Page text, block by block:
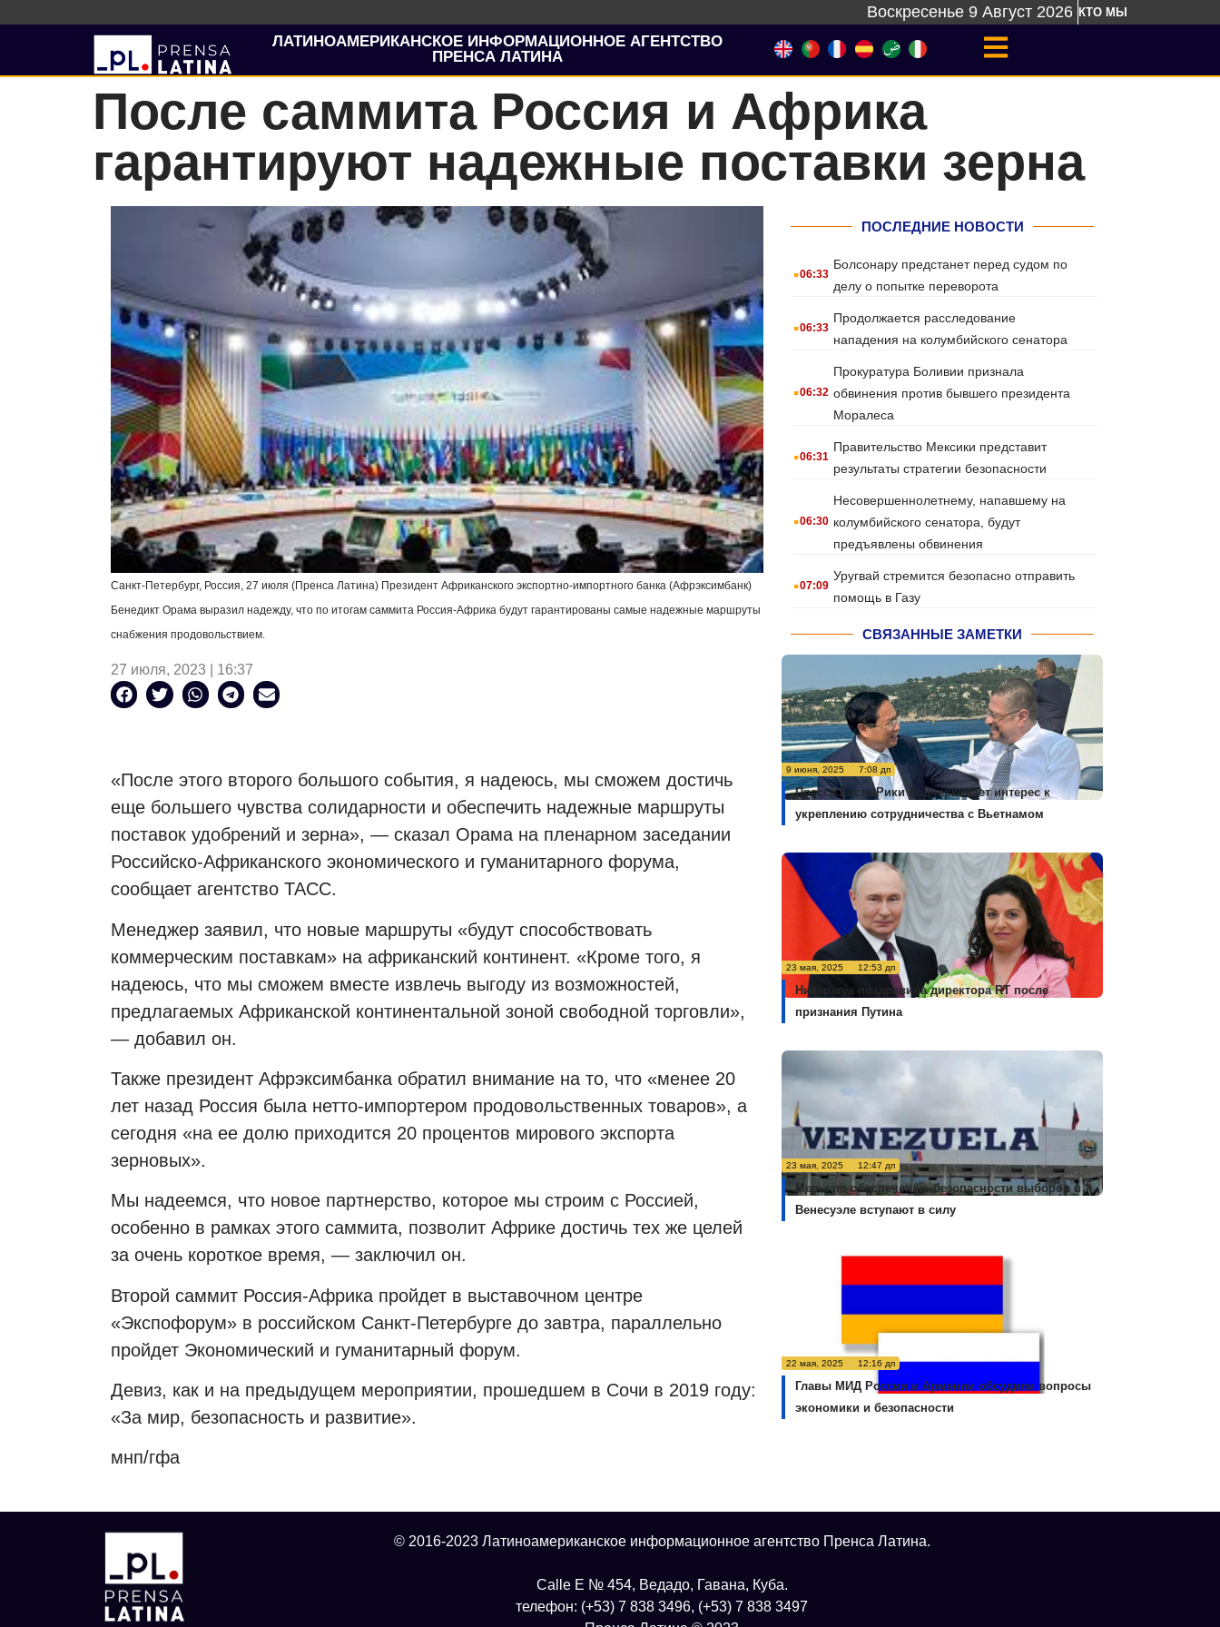
Воскресенье 9 Август 2026 КТО МЫ
ЛАТИНОАМЕРИКАНСКОЕ ИНФОРМАЦИОННОЕ АГЕНТСТВО
ПРЕНСА ЛАТИНА
После саммита Россия и Африка
гарантируют надежные поставки зерна
Санкт-Петербург, Россия, 27 июля (Пренса Латина) Президент Африканского экспортно-импортного банка (Афрэксимбанк)
Бенедикт Орама выразил надежду, что по итогам саммита Россия-Африка будут гарантированы самые надежные маршруты
снабжения продовольствием.
27 июля, 2023 | 16:37
«После этого второго большого события, я надеюсь, мы сможем достичь
еще большего чувства солидарности и обеспечить надежные маршруты
поставок удобрений и зерна», — сказал Орама на пленарном заседании
Российско-Африканского экономического и гуманитарного форума,
сообщает агентство ТАСС.
Менеджер заявил, что новые маршруты «будут способствовать
коммерческим поставкам» на африканский континент. «Кроме того, я
надеюсь, что мы сможем вместе извлечь выгоду из возможностей,
предлагаемых Африканской континентальной зоной свободной торговли»,
— добавил он.
Также президент Афрэксимбанка обратил внимание на то, что «менее 20
лет назад Россия была нетто-импортером продовольственных товаров», а
сегодня «на ее долю приходится 20 процентов мирового экспорта
зерновых».
Мы надеемся, что новое партнерство, которое мы строим с Россией,
особенно в рамках этого саммита, позволит Африке достичь тех же целей
за очень короткое время, — заключил он.
Второй саммит Россия-Африка пройдет в выставочном центре
«Экспофорум» в российском Санкт-Петербурге до завтра, параллельно
пройдет Экономический и гуманитарный форум.
Девиз, как и на предыдущем мероприятии, прошедшем в Сочи в 2019 году:
«За мир, безопасность и развитие».
мнп/гфа
ПОСЛЕДНИЕ НОВОСТИ
.06:33
Болсонару предстанет перед судом по
делу о попытке переворота
.06:33
Продолжается расследование
нападения на колумбийского сенатора
.06:32
Прокуратура Боливии признала
обвинения против бывшего президента
Моралеса
.06:31
Правительство Мексики представит
результаты стратегии безопасности
.06:30
Несовершеннолетнему, напавшему на
колумбийского сенатора, будут
предъявлены обвинения
.07:09
Уругвай стремится безопасно отправить
помощь в Газу
СВЯЗАННЫЕ ЗАМЕТКИ
9 июня, 2025 7:08 дп
Пресса Коста-Рики подчеркивает интерес к
укреплению сотрудничества с Вьетнамом
23 мая, 2025 12:53 дп
Никарагуа поздравила директора RT после
признания Путина
23 мая, 2025 12:47 дп
Меры по обеспечению безопасности выборов в
Венесуэле вступают в силу
22 мая, 2025 12:16 дп
Главы МИД России и Армении обсудили вопросы
экономики и безопасности
© 2016-2023 Латиноамериканское информационное агентство Пренса Латина.
Calle E № 454, Ведадо, Гавана, Куба.
телефон: (+53) 7 838 3496, (+53) 7 838 3497